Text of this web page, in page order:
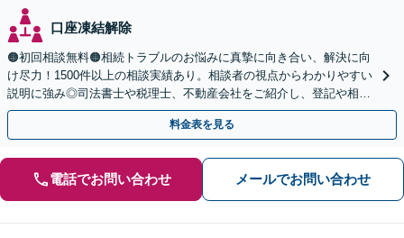
口座凍結解除
🟠初回相談無料🟠相続トラブルのお悩みに真摯に向き合い、解決に向
け尽力！1500件以上の相談実績あり。相談者の視点からわかりやすい
説明に強み◎司法書士や税理士、不動産会社をご紹介し、登記や相続
税の申告までワンストップで対応【夜間相談可】
料金表を見る
電話でお問い合わせ メールでお問い合わせ